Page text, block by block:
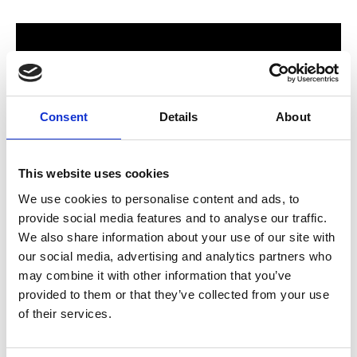
Consent Details About
This website uses cookies
We use cookies to personalise content and ads, to
provide social media features and to analyse our traffic.
We also share information about your use of our site with
our social media, advertising and analytics partners who
may combine it with other information that you’ve
provided to them or that they’ve collected from your use
of their services.
För hela familjen
2024 stod Varbergs nya butik och bygglagar klart. Förmodligen
ett av Sveriges mest välsorterade byggvaruhus som välkomnar
både dig som konsument och proffskund. Varbergs Trä har allt